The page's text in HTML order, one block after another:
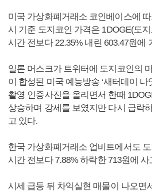
미국 가상화폐거래소 코인베이스에
시 기준 도지코인 가격은 1DOGE(도
시간 전보다 22.35% 내린 603.47원에
일론 머스크가 트위터에 도지코인의
이 합성된 미국 예능방송 ‘새터데이 나
촬영 인증사진을 올리면서 한때
상승하며 강세를 보였지만 다시 급락
고 있다.
한국 가상화폐거래소 업비트에서도
시간 전보다 7.88% 하락한 713원에
시세 급등 뒤 차익실현 매물이 나오면